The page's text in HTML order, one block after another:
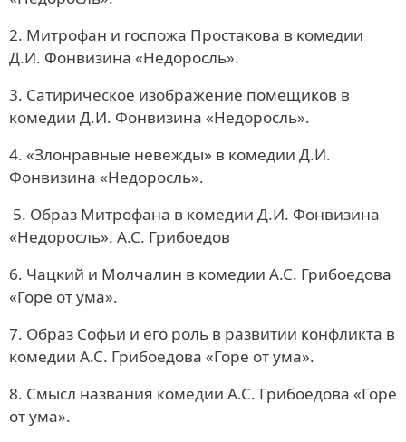
2. Митрофан и госпожа Простакова в комедии
Д.И. Фонвизина «Недоросль».
3. Сатирическое изображение помещиков в
комедии Д.И. Фонвизина «Недоросль».
4. «Злонравные невежды» в комедии Д.И.
Фонвизина «Недоросль».
5. Образ Митрофана в комедии Д.И. Фонвизина
«Недоросль». А.С. Грибоедов
6. Чацкий и Молчалин в комедии А.С. Грибоедова
«Горе от ума».
7. Образ Софьи и его роль в развитии конфликта в
комедии А.С. Грибоедова «Горе от ума».
8. Смысл названия комедии А.С. Грибоедова «Горе
от ума».